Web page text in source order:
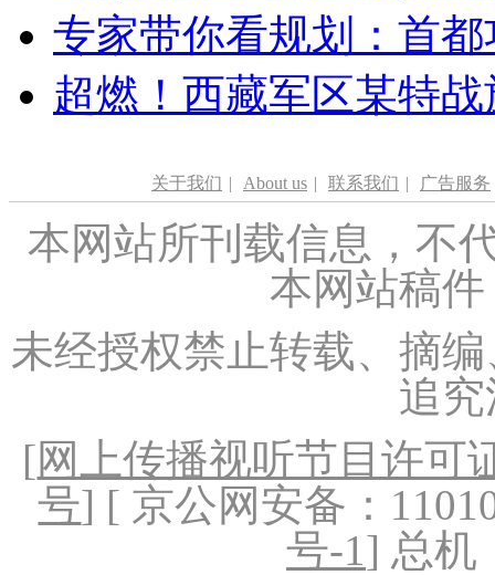
专家带你看规划：首
超燃！西藏军区某特
关于我们 | About us | 联系我们 | 广告服务
本网站所刊载信息，不
本网站稿
未经授权禁止转载、摘
追
[网上传播视听节目许可
号] [ 京公网安备：
号-1] 总机